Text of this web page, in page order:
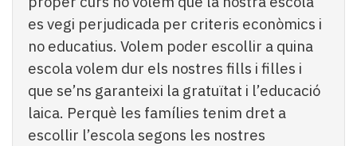
es vegi perjudicada per criteris econòmics i
no educatius. Volem poder escollir a quina
escola volem dur els nostres fills i filles i
que se’ns garanteixi la gratuïtat i l’educació
laica. Perquè les famílies tenim dret a
escollir l’escola segons les nostres